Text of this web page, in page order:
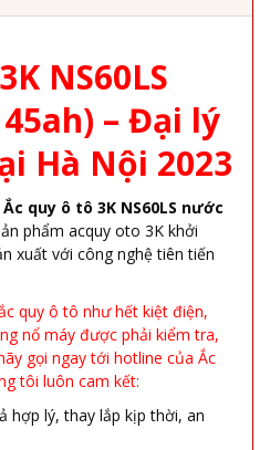
NS60LS
– Đại lý
Hà Nội 2023
Ắc quy ô tô 3K NS60LS nước
phẩm acquy oto 3K khởi
xuất với công nghệ tiên tiến
quy ô tô như hết kiệt điện,
nổ máy được phải kiểm tra,
gọi ngay tới hotline của Ắc
tôi luôn cam kết:
hợp lý, thay lắp kịp thời, an